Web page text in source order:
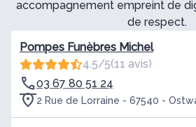
accompagnement empreint de
de respect.
Pompes Funèbres Michel
4.5/5(11 avis)
03 67 80 51 24
2 Rue de Lorraine - 67540 -